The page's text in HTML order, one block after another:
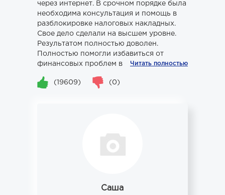
через интернет. В срочном порядке была
необходима консультация и помощь в
разблокировке налоговых накладных.
Свое дело сделали на высшем уровне.
Результатом полностью доволен.
Полностью помогли избавиться от
финансовых проблем в бизн...Читать полностью
(19609) (0)
Саша